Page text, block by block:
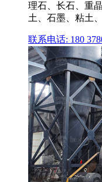
理石、长石、重
土、石墨、粘土
联系电话: 180